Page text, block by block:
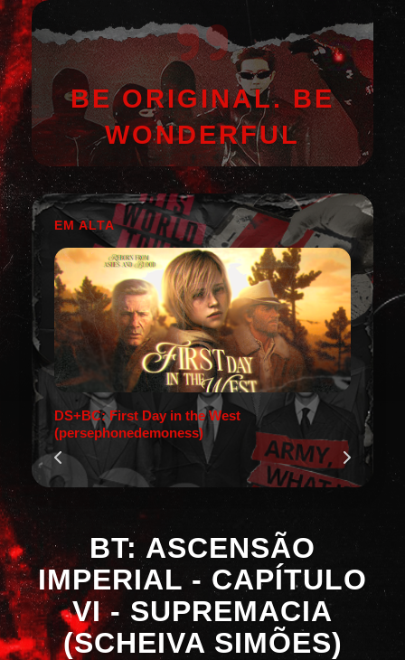
BE ORIGINAL. BE
WONDERFUL
EM ALTA
DS+BC: First Day in the West
(persephonedemoness)
BT: ASCENSÃO
IMPERIAL - CAPÍTULO
VI - SUPREMACIA
(SCHEIVA SIMÕES)